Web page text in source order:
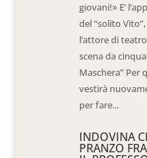
giovani!» E’
del “solito
l’attore di
scena da
Maschera” Per
vestirà
per fare...
INDOVINA
PRANZO